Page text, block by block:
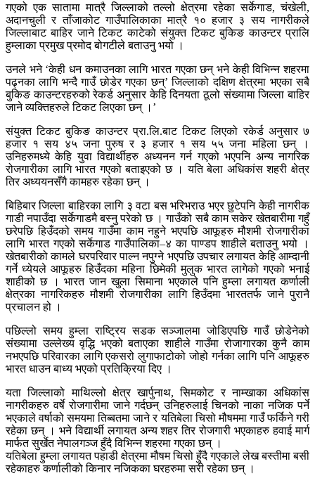
गएको एक सातामा मात्रै जिल्लाको तल्लो क्षेत्रमा रहेका सर्केगाड, चंखेली,
अदानचुली र ताँजाकोट गाउँपालिकाका मात्रै १० हजार ३ सय नागरीकले
जिल्लाबाट बाहिर जाने टिकट काटेको संयुक्त टिकट बुकिङ काउन्टर प्रालि
हुम्लाका प्रमुख प्रमोद बोगटीले बताउनु भयो ।
उनले भने ‘केही धन कमाउनका लागि भारत गएका छन् भने केही विभिन्न शहरमा
पढ्नका लागि भन्दै गाउँ छोडेर गएका छन्’ जिल्लाको दक्षिण क्षेत्रमा भएका सबै
बुकिङ काउन्टरहरुको रेकर्ड अनुसार केहि दिनयता ठूलो संख्यामा जिल्ला बाहिर
जाने व्यक्तिहरुले टिकट लिएका छन् ।’
संयुक्त टिकट बुकिङ काउन्टर प्रा.लि.बाट टिकट लिएको रकेर्ड अनुसार ७
हजार १ सय ४५ जना पुरुष र ३ हजार १ सय ५५ जना महिला छन् ।
उनिहरुमध्ये केहि युवा विद्यार्थीहरु अध्यनन गर्न गएको भएपनि अन्य नागरिक
रोजगारीका लागि भारत गएको बताइएको छ । यति बेला अधिकांस शहरी क्षेत्र
तिर अध्ययनसँगै कामहरु रहेका छन् ।
बिहिबार जिल्ला बाहिरका लागि ३ वटा बस भरिभराउ भएर छुटेपनि केही नागरीक
गाडी नपाउँदा सर्केगाडमै बस्नु परेको छ । गाउँको सबै काम सकेर खेतबारीमा गहुँ
छरेपछि हिउँदको समय गाउँमा काम नहुने भएपछि आफूहरु मौशमी रोजगारीका
लागि भारत गएको सर्केगाड गाउँपालिका–४ का पाण्डप शाहीले बताउनु भयो ।
खेतबारीको कामले घरपरिवार पाल्न नपुग्ने भएपछि उपचार लगायत केहि आम्दानी
गर्ने ध्येयले आफूहरु हिउँदका महिना छिमेकी मुलुक भारत लागेको गएको भनाई
शाहीको छ । भारत जान खुला सिमाना भएकाले पनि हुम्ला लगायत कर्णाली
क्षेत्रका नागरिकहरु मौशमी रोजगारीका लागि हिउँदमा भारततर्फ जाने पुरानै
प्रचालन हो ।
पछिल्लो समय हुम्ला राष्ट्रिय सडक सञ्जालमा जोडिएपछि गाउँ छोडेनेको
संख्यामा उल्लेख्य वृद्धि भएको बताएका शाहीले गाउँमा रोजागारका कुनै काम
नभएपछि परिवारका लागि एकसरो लुगाफाटोको जोहो गर्नका लागि पनि आफूहरु
भारत धाउन बाध्य भएको प्रतिक्रिया दिए ।
यता जिल्लाको माथिल्लो क्षेत्र खार्पुनाथ, सिमकोट र नाम्खाका अधिकांस
नागरीकहरु वर्षे रोजगारीमा जाने गर्दछन् उनिहरुलाई चिनको नाका नजिक पर्ने
भएकाले वर्षाको समयमा तिब्बतमा जाने र यतिबेला चिसो मौषममा गाउँ फर्किने गरी
रहेका छन् । भने विद्यार्थी लगायत अन्य शहर तिर रोजगारी भएकाहरु हवाई मार्ग
मार्फत सुर्खेत नेपालगञ्ज हुँदै विभिन्न शहरमा गएका छन् ।
यतिबेला हुम्ला लगायत पहाडी क्षेत्रमा मौषम चिसो हुँदै गएकाले लेख बस्तीमा बसी
रहेकाहरु कर्णालीको किनार नजिकका घरहरुमा सरी रहेका छन् ।